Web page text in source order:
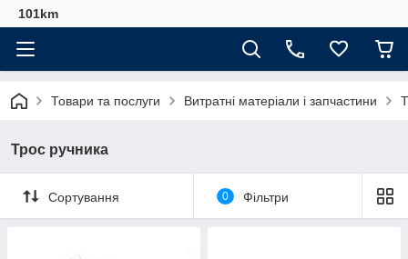
101km
Товари та послуги Витратні матеріали і запчастини
Трос ручника
Сортування 0 Фільтри